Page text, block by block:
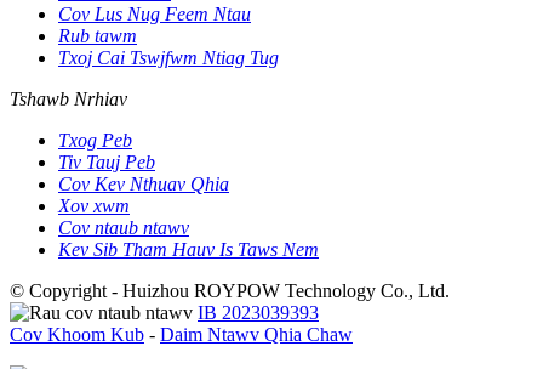
Cov Lus Nug Feem Ntau
Rub tawm
Txoj Cai Tswjfwm Ntiag Tug
Tshawb Nrhiav
Txog Peb
Tiv Tauj Peb
Cov Kev Nthuav Qhia
Xov xwm
Cov ntaub ntawv
Kev Sib Tham Hauv Is Taws Nem
© Copyright - Huizhou ROYPOW Technology Co., Ltd.
IB 2023039393
Cov Khoom Kub - Daim Ntawv Qhia Chaw